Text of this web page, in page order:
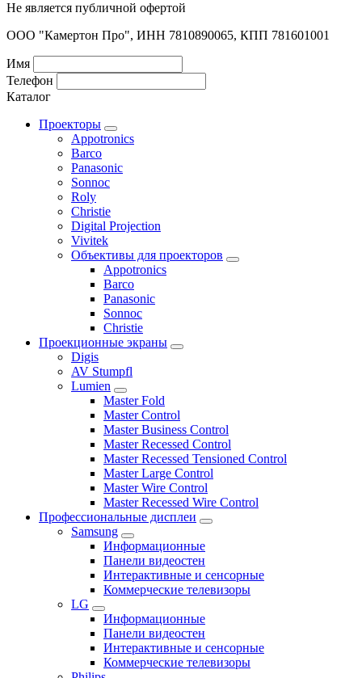
Не является публичной офертой
ООО "Камертон Про", ИНН 7810890065, КПП 781601001
Имя
Телефон
Каталог
Проекторы
Appotronics
Barco
Panasonic
Sonnoc
Roly
Christie
Digital Projection
Vivitek
Объективы для проекторов
Appotronics
Barco
Panasonic
Sonnoc
Сhristie
Проекционные экраны
Digis
AV Stumpfl
Lumien
Master Fold
Master Control
Master Business Control
Master Recessed Control
Master Recessed Tensioned Control
Master Large Control
Master Wire Control
Master Recessed Wire Control
Профессиональные дисплеи
Samsung
Информационные
Панели видеостен
Интерактивные и сенсорные
Коммерческие телевизоры
LG
Информационные
Панели видеостен
Интерактивные и сенсорные
Коммерческие телевизоры